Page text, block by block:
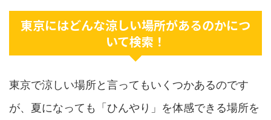
東京にはどんな涼しい場所があるのかにつ
いて検索！
東京で涼しい場所と言ってもいくつかあるのです
が、夏になっても「ひんやり」を体感できる場所を